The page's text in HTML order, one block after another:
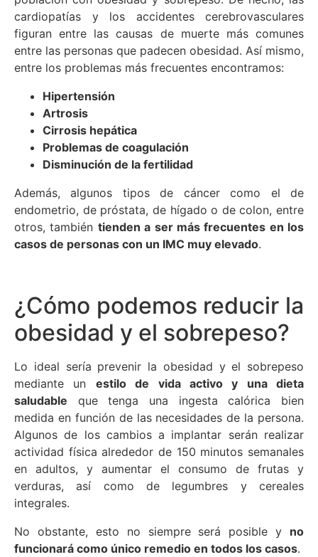
cardiopatías y los accidentes cerebrovasculares
figuran entre las causas de muerte más comunes
entre las personas que padecen obesidad. Así mismo,
entre los problemas más frecuentes encontramos:
Hipertensión
Artrosis
Cirrosis hepática
Problemas de coagulación
Disminución de la fertilidad
Además, algunos tipos de cáncer como el de
endometrio, de próstata, de hígado o de colon, entre
otros, también tienden a ser más frecuentes en los
casos de personas con un IMC muy elevado.
¿Cómo podemos reducir la
obesidad y el sobrepeso?
Lo ideal sería prevenir la obesidad y el sobrepeso
mediante un estilo de vida activo y una dieta
saludable que tenga una ingesta calórica bien
medida en función de las necesidades de la persona.
Algunos de los cambios a implantar serán realizar
actividad física alrededor de 150 minutos semanales
en adultos, y aumentar el consumo de frutas y
verduras, así como de legumbres y cereales
integrales.
No obstante, esto no siempre será posible y no
funcionará como único remedio en todos los casos.